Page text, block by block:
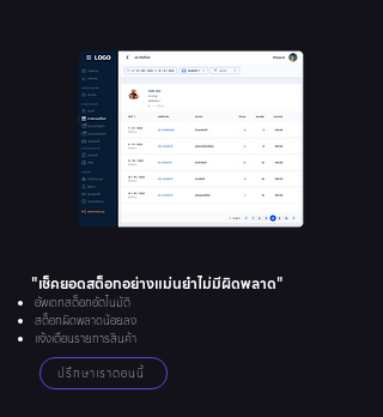
"เช็คยอดสต็อกอย่างแม่นยำไม่มีผิดพลาด"
อัพเดทสต็อกอัตโนมัติ
สต็อกผิดพลาดน้อยลง
แจ้งเตือนรายการสินค้า
ปรึกษาเราตอนนี้